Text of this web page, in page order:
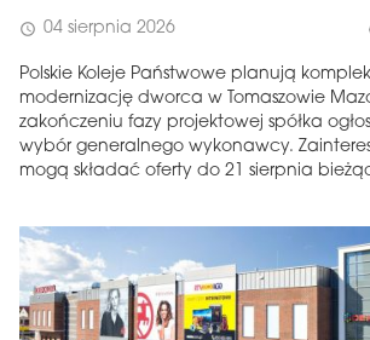
schedule 04 sierpnia 2026
Polskie Koleje Państwowe planują
modernizację dworca w Tomaszowie
zakończeniu fazy projektowej spółka
wybór generalnego wykonawcy.
mogą składać oferty do 21 sierpnia